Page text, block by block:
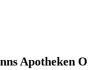
Apotheken